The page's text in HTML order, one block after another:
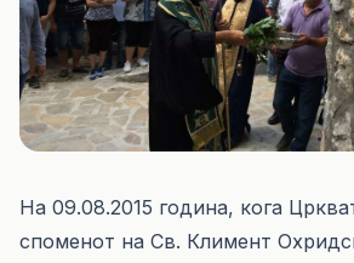
На 09.08.2015 година, кога
споменот на Св. Климент